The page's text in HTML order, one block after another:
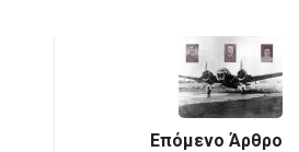
Επόμενο Άρθρο